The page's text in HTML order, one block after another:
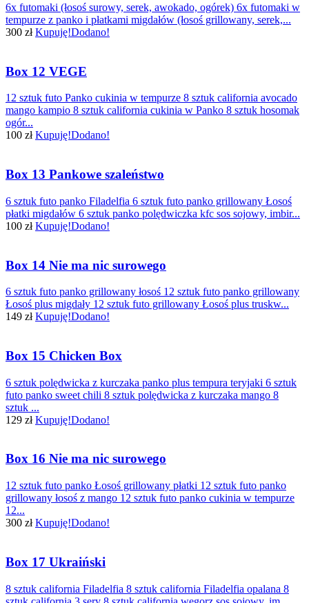
6x futomaki (łosoś surowy, serek, awokado, ogórek) 6x futomaki w
tempurze z panko i płatkami migdałów (łosoś grillowany, serek,...
300 zł Kupuję!Dodano!
Box 12 VEGE
12 sztuk futo Panko cukinia w tempurze 8 sztuk california avocado
mango kampio 8 sztuk california cukinia w Panko 8 sztuk hosomak
ogór...
100 zł Kupuję!Dodano!
Box 13 Pankowe szaleństwo
6 sztuk futo panko Filadelfia 6 sztuk futo panko grillowany Łosoś
płatki migdałów 6 sztuk panko polędwiczka kfc sos sojowy, imbir...
100 zł Kupuję!Dodano!
Box 14 Nie ma nic surowego
6 sztuk futo panko grillowany łosoś 12 sztuk futo panko grillowany
Łosoś plus migdały 12 sztuk futo grillowany Łosoś plus truskw...
149 zł Kupuję!Dodano!
Box 15 Chicken Box
6 sztuk polędwicka z kurczaka panko plus tempura teryjaki 6 sztuk
futo panko sweet chili 8 sztuk polędwicka z kurczaka mango 8
sztuk ...
129 zł Kupuję!Dodano!
Box 16 Nie ma nic surowego
12 sztuk futo panko Łosoś grillowany płatki 12 sztuk futo panko
grillowany łosoś z mango 12 sztuk futo panko cukinia w tempurze
12...
300 zł Kupuję!Dodano!
Box 17 Ukraiński
8 sztuk california Filadelfia 8 sztuk california Filadelfia opalana 8